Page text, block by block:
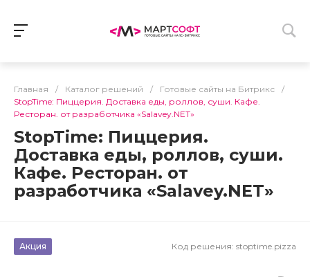
Главная / Каталог решений / Готовые сайты на Битрикс
/
StopTime: Пиццерия. Доставка еды, роллов, суши. Кафе.
Ресторан. от разработчика «Salavey.NET»
StopTime: Пиццерия.
Доставка еды, роллов, суши.
Кафе. Ресторан. от
разработчика «Salavey.NET»
Акция Код решения: stoptime.pizza